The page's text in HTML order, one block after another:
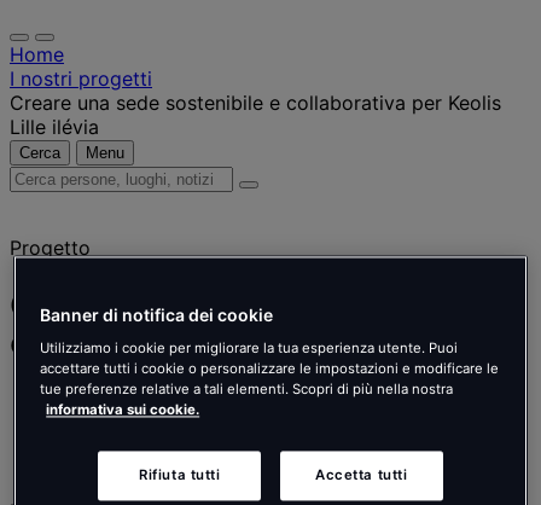
Home
I nostri progetti
Creare una sede sostenibile e collaborativa per Keolis
Lille ilévia
Cerca Menu
Cerca
notizie
approfondimenti
Progetto
Creare una sede sostenibile e
collaborativa per Keolis Lille ilévia
Keolis Lille ilévia
Altri settori
Ufficio
Lille, Francia
Banner di notifica dei cookie
Utilizziamo i cookie per migliorare la tua esperienza utente. Puoi
accettare tutti i cookie o personalizzare le impostazioni e modificare le
tue preferenze relative a tali elementi. Scopri di più nella nostra
informativa sui cookie.
Rifiuta tutti Accetta tutti